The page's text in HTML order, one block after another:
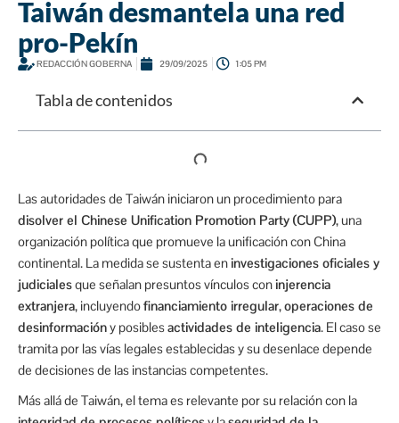
Taiwán desmantela una red
pro-Pekín
REDACCIÓN GOBERNA 29/09/2025 1:05 PM
Tabla de contenidos
Las autoridades de Taiwán iniciaron un procedimiento para
disolver el Chinese Unification Promotion Party (CUPP), una
organización política que promueve la unificación con China
continental. La medida se sustenta eninvestigaciones oficiales y
judicialesque señalan presuntos vínculos coninjerencia
extranjera, incluyendofinanciamiento irregular,operaciones de
desinformacióny posiblesactividades de inteligencia. El caso se
tramita por las vías legales establecidas y su desenlace depende
de decisiones de las instancias competentes.
Más allá de Taiwán, el tema es relevante por su relación con la